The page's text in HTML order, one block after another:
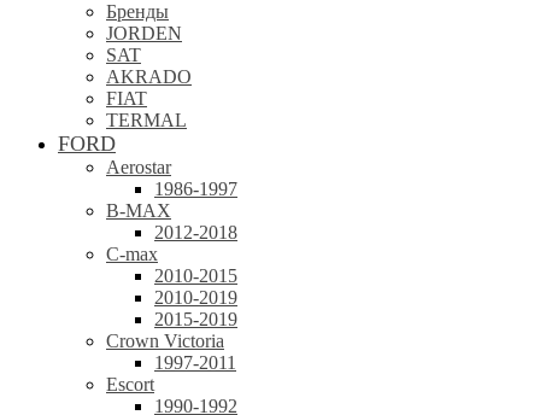
Бренды
JORDEN
SAT
AKRADO
FIAT
TERMAL
FORD
Aerostar
1986-1997
B-MAX
2012-2018
C-max
2010-2015
2010-2019
2015-2019
Crown Victoria
1997-2011
Escort
1990-1992